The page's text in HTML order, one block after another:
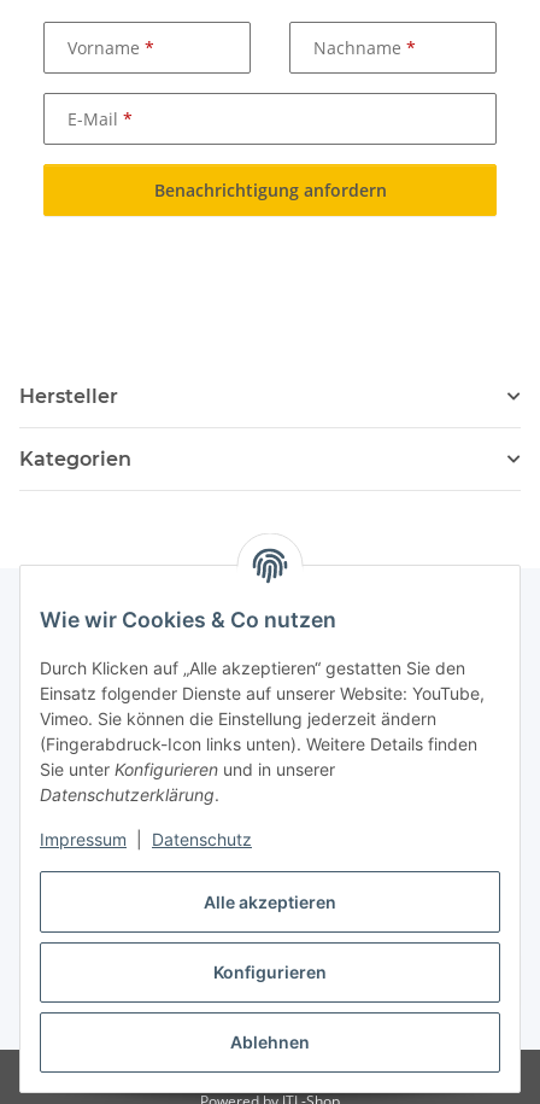
Alle akzeptieren
Konfigurieren
Ablehnen
Wie wir Cookies & Co nutzen
Durch Klicken auf „Alle akzeptieren“ gestatten Sie den
Einsatz folgender Dienste auf unserer Website: YouTube,
Vimeo. Sie können die Einstellung jederzeit ändern
(Fingerabdruck-Icon links unten). Weitere Details finden
Sie unter Konfigurieren und in unserer
Datenschutzerklärung.
Impressum Datenschutz
Vorname Nachname
E-Mail
Benachrichtigung anfordern
Hersteller
Kategorien
Informationen
036204. 803903
Achtung!!!
16:00 – 19:00 Uhr
Vertrag widerrufen
* Alle Preise inkl. gesetzlicher USt., zzgl.Versand
© RC-High Performance
Irrtümer und Änderungen vorbehalten